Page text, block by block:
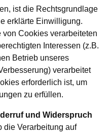
ist die Rechtsgrundlage
erklärte Einwilligung.
Cookies verarbeiteten
Interessen (z.B.
Betrieb unseres
verarbeitet
erforderlich ist, um
zu erfüllen.
und Widerspruch
die Verarbeitung auf